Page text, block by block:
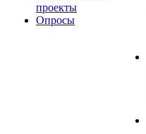
проекты
Опросы